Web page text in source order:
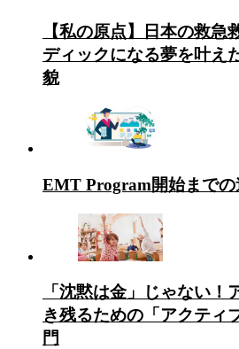
【私の原点】日本の救急
ディックになる夢を叶え
貌
EMT Program開始までの
「沈黙は金」じゃない！
き残るための「アクティ
門